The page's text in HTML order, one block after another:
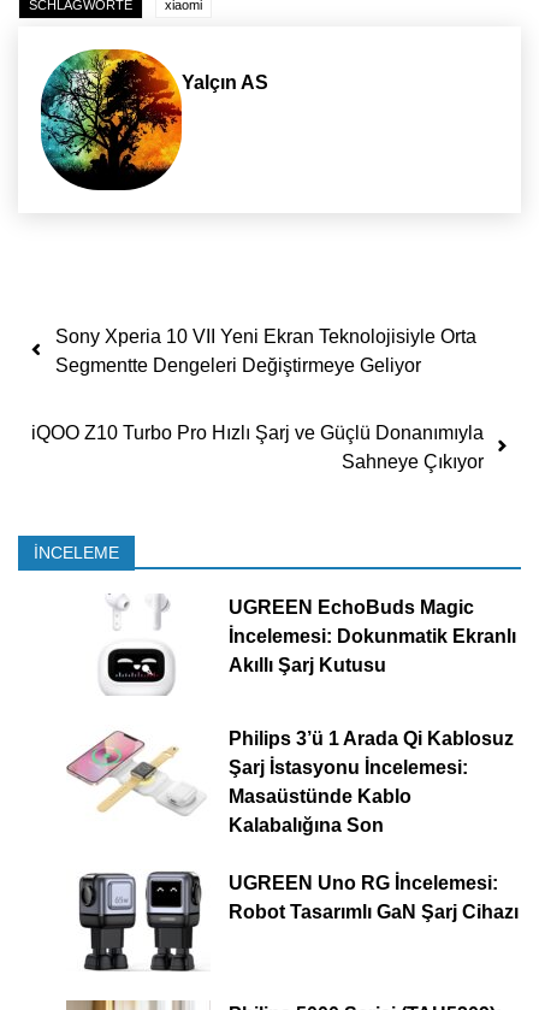
SCHLAGWORTE xiaomi
Yalçın AS
Yazı dolaşımı
Sony Xperia 10 VII Yeni Ekran Teknolojisiyle Orta
Segmentte Dengeleri Değiştirmeye Geliyor
iQOO Z10 Turbo Pro Hızlı Şarj ve Güçlü Donanımıyla
Sahneye Çıkıyor
İNCELEME
UGREEN EchoBuds Magic
İncelemesi: Dokunmatik Ekranlı
Akıllı Şarj Kutusu
Philips 3’ü 1 Arada Qi Kablosuz
Şarj İstasyonu İncelemesi:
Masaüstünde Kablo
Kalabalığına Son
UGREEN Uno RG İncelemesi:
Robot Tasarımlı GaN Şarj Cihazı